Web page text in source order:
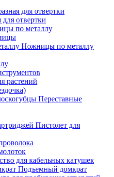
для отвертки
отвертки
по металлу
Ножницы по металлу
растений
Переставные
Пистолет для
для кабельных катушек
Подъемный домкрат